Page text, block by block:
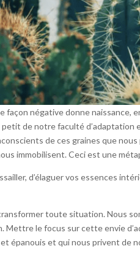
façon négative donne naissance,
de notre faculté d’adaptation
de ces graines que
immobilisent. Ceci est une
d’élaguer vos essences
toute situation. Nous
Mettre le focus sur cette envie
épanouis et qui nous privent de